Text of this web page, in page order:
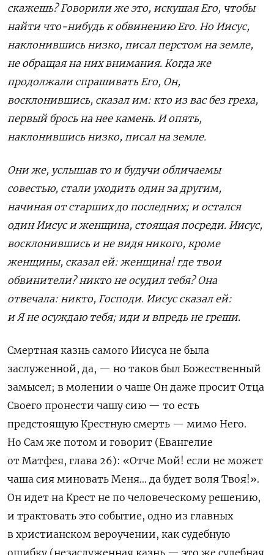
скажешь? Говорили же это, искушая Его, чтобы
найти что-нибудь к обвинению Его. Но Иисус,
наклонившись низко, писал перстом на земле,
не обращая на них внимания. Когда же
продолжали спрашивать Его, Он,
восклонившись, сказал им: кто из вас без греха,
первый брось на нее камень. И опять,
наклонившись низко, писал на земле.
Они же, услышав то и будучи обличаемы
совестью, стали уходить один за другим,
начиная от старших до последних; и остался
один Иисус и женщина, стоящая посреди. Иисус,
восклонившись и не видя никого, кроме
женщины, сказал ей: женщина! где твои
обвинители? никто не осудил тебя? Она
отвечала: никто, Господи. Иисус сказал ей:
и Я не осуждаю тебя; иди и впредь не греши.
Смертная казнь самого Иисуса не была
заслуженной, да, — но таков был Божественный
замысел; в молении о чаше Он даже просит Отца
Своего пронести чашу сию — то есть
предстоящую Крестную смерть — мимо Него.
Но Сам же потом и говорит (Евангелие
от Матфея, глава 26): «Отче Мой! если не может
чаша сия миновать Меня… да будет воля Твоя!».
Он идет на Крест не по человеческому решению,
и трактовать это событие, одно из главных
в христианском вероучении, как судебную
ошибку (незаслуженная казнь — это же судебная